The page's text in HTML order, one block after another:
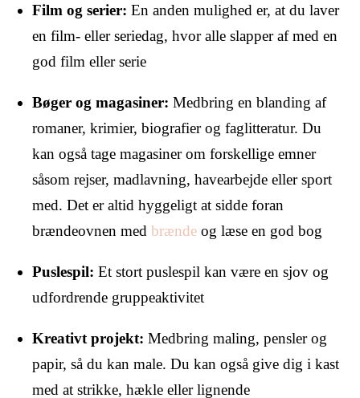
Film og serier:En anden mulighed er, at du laver
en film- eller seriedag, hvor alle slapper af med en
god film eller serie
Bøger og magasiner:Medbring en blanding af
romaner, krimier, biografier og faglitteratur. Du
kan også tage magasiner om forskellige emner
såsom rejser, madlavning, havearbejde eller sport
med. Det er altid hyggeligt at sidde foran
brændeovnen medbrænde og læse en god bog
Puslespil:Et stort puslespil kan være en sjov og
udfordrende gruppeaktivitet
Kreativt projekt:Medbring maling, pensler og
papir, så du kan male. Du kan også give dig i kast
med at strikke, hækle eller lignende